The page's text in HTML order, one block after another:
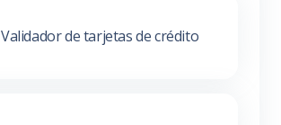
Validador de tarjetas de crédito